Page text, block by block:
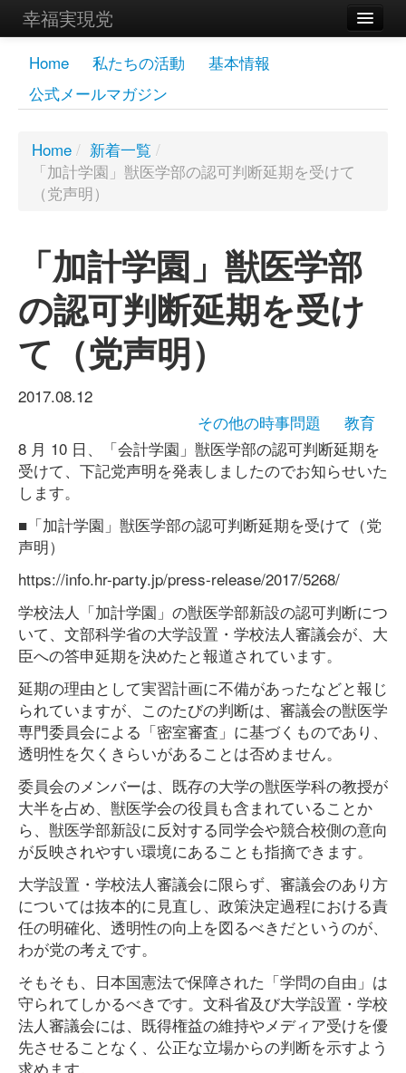
幸福実現党
メンバーズページ
党員
お問い合わせ
Home 私たちの活動
基本情報
公式メールマガジン
Home / 新着一覧 /
「加計学園」獣医学部の認可判断延期を受けて
（党声明）
「加計学園」獣医学部
の認可判断延期を受け
て（党声明）
2017.08.12
その他の時事問題
教育
8 月 10 日、「会計学園」獣医学部の認可判断延期を
受けて、下記党声明を発表しましたのでお知らせいた
します。
■「加計学園」獣医学部の認可判断延期を受けて（党
声明）
https://info.hr-party.jp/press-release/2017/5268/
学校法人「加計学園」の獣医学部新設の認可判断につ
いて、文部科学省の大学設置・学校法人審議会が、大
臣への答申延期を決めたと報道されています。
延期の理由として実習計画に不備があったなどと報じ
られていますが、このたびの判断は、審議会の獣医学
専門委員会による「密室審査」に基づくものであり、
透明性を欠くきらいがあることは否めません。
委員会のメンバーは、既存の大学の獣医学科の教授が
大半を占め、獣医学会の役員も含まれていることか
ら、獣医学部新設に反対する同学会や競合校側の意向
が反映されやすい環境にあることも指摘できます。
大学設置・学校法人審議会に限らず、審議会のあり方
については抜本的に見直し、政策決定過程における責
任の明確化、透明性の向上を図るべきだというのが、
わが党の考えです。
そもそも、日本国憲法で保障された「学問の自由」は
守られてしかるべきです。文科省及び大学設置・学校
法人審議会には、既得権益の維持やメディア受けを優
先させることなく、公正な立場からの判断を示すよう
求めます。